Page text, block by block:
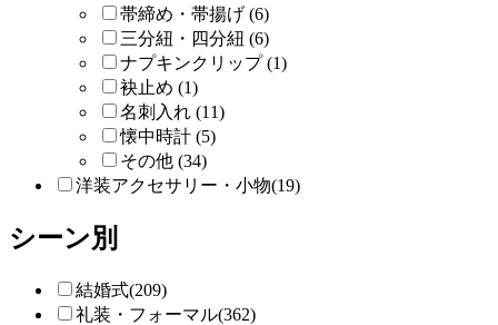
帯締め・帯揚げ (6)
三分紐・四分紐 (6)
ナプキンクリップ (1)
袂止め (1)
名刺入れ (11)
懐中時計 (5)
その他 (34)
洋装アクセサリー・小物(19)
シーン別
結婚式(209)
礼装・フォーマル(362)